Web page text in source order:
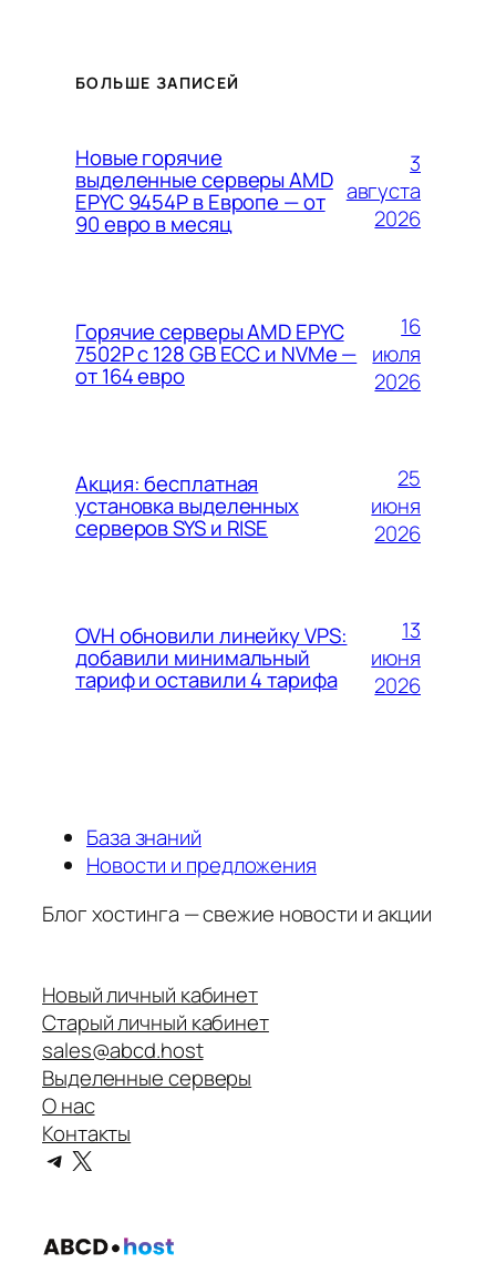
БОЛЬШЕ ЗАПИСЕЙ
Новые горячие
выделенные серверы AMD
EPYC 9454P в Европе — от
90 евро в месяц
3
августа
2026
Горячие серверы AMD EPYC
7502P с 128 GB ECC и NVMe —
от 164 евро
16
июля
2026
Акция: бесплатная
установка выделенных
серверов SYS и RISE
25
июня
2026
OVH обновили линейку VPS:
добавили минимальный
тариф и оставили 4 тарифа
13
июня
2026
База знаний
Новости и предложения
Блог хостинга — свежие новости и акции
Новый личный кабинет
Старый личный кабинет
sales@abcd.host
Выделенные серверы
О нас
Контакты
Telegram
X